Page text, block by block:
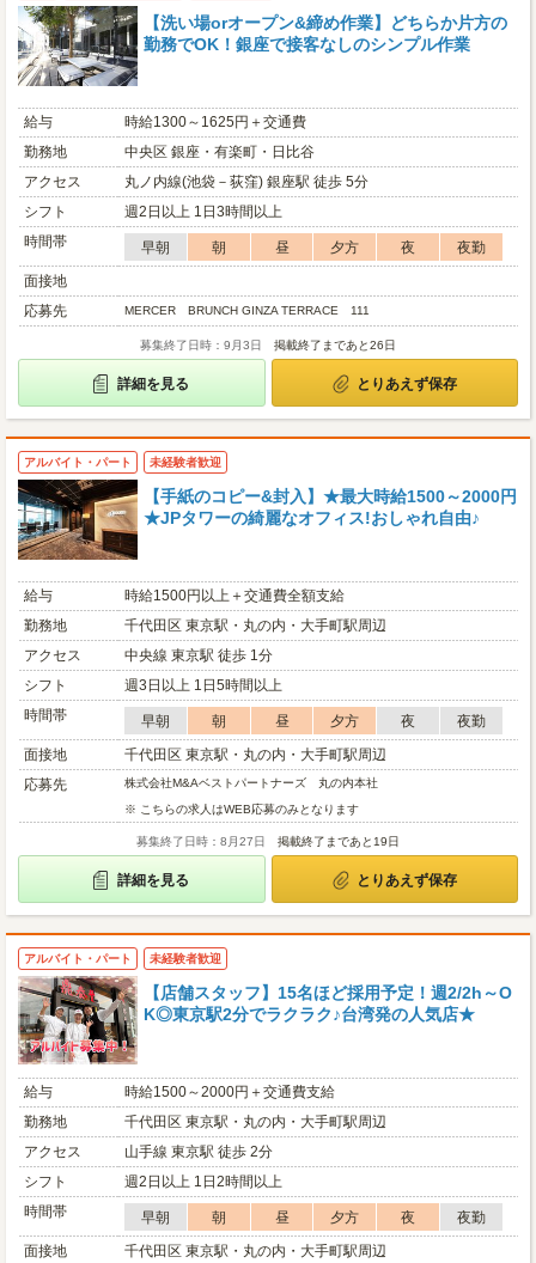
【洗い場orオープン&締め作業】どちらか片方の
勤務でOK！銀座で接客なしのシンプル作業
給与
時給1300～1625円＋交通費
勤務地
中央区 銀座・有楽町・日比谷
アクセス
丸ノ内線(池袋－荻窪) 銀座駅 徒歩 5分
シフト
週2日以上 1日3時間以上
時間帯
早朝 朝 昼 夕方 夜
夜勤
面接地
応募先
MERCER BRUNCH GINZA TERRACE 111
募集終了日時：9月3日 掲載終了まであと26日
詳細を見る とりあえず保存
アルバイト・パート 未経験者歓迎
【手紙のコピー&封入】★最大時給1500～2000円
★JPタワーの綺麗なオフィス!おしゃれ自由♪
給与
時給1500円以上＋交通費全額支給
勤務地
千代田区 東京駅・丸の内・大手町駅周辺
アクセス
中央線 東京駅 徒歩 1分
シフト
週3日以上 1日5時間以上
時間帯
早朝 朝 昼 夕方 夜
夜勤
面接地
千代田区 東京駅・丸の内・大手町駅周辺
応募先
株式会社M&Aベストパートナーズ 丸の内本社
※ こちらの求人はWEB応募のみとなります
募集終了日時：8月27日 掲載終了まであと19日
詳細を見る とりあえず保存
アルバイト・パート 未経験者歓迎
【店舗スタッフ】15名ほど採用予定！週2/2h～O
K◎東京駅2分でラクラク♪台湾発の人気店★
給与
時給1500～2000円＋交通費支給
勤務地
千代田区 東京駅・丸の内・大手町駅周辺
アクセス
山手線 東京駅 徒歩 2分
シフト
週2日以上 1日2時間以上
時間帯
早朝 朝 昼 夕方 夜
夜勤
面接地
千代田区 東京駅・丸の内・大手町駅周辺